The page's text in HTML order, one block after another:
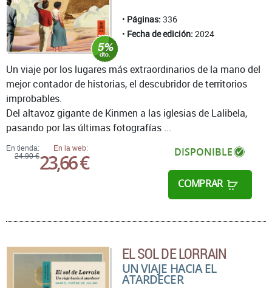
Páginas: 336
Fecha de edición: 2024
En tienda:
24,90 €
En la web:
23,66 € DISPONIBLE
COMPRAR
Un viaje por los lugares más extraordinarios de la mano del
mejor contador de historias, el descubridor de territorios
improbables.
Del altavoz gigante de Kinmen a las iglesias de Lalibela,
pasando por las últimas fotografías ...
EL SOL DE LORRAIN
UN VIAJE HACIA EL
ATARDECER